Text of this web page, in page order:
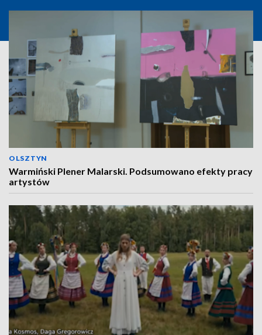
OLSZTYN
Warmiński Plener Malarski. Podsumowano efekty pracy
artystów